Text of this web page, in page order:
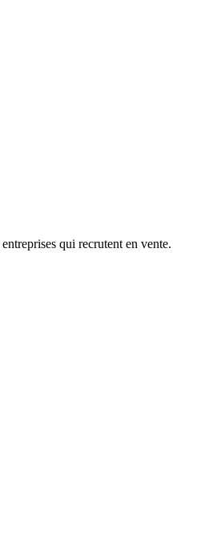
qui recrutent en vente.